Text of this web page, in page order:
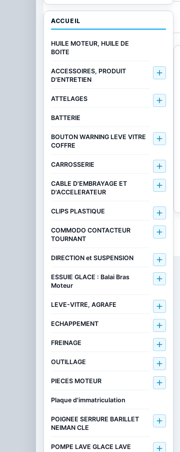
ACCUEIL
HUILE MOTEUR, HUILE DE
BOITE
ACCESSOIRES, PRODUIT
D'ENTRETIEN

ATTELAGES 
BATTERIE
BOUTON WARNING LEVE VITRE
COFFRE

CARROSSERIE 
CABLE D'EMBRAYAGE ET
D'ACCELERATEUR

CLIPS PLASTIQUE 
COMMODO CONTACTEUR
TOURNANT

DIRECTION et SUSPENSION 
ESSUIE GLACE : Balai Bras
Moteur

LEVE-VITRE, AGRAFE 
ECHAPPEMENT 
FREINAGE 
OUTILLAGE 
PIECES MOTEUR 
Plaque d'immatriculation
POIGNEE SERRURE BARILLET
NEIMAN CLE

POMPE LAVE GLACE LAVE
